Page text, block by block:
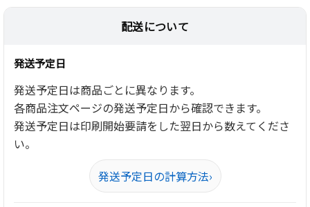
配送について
発送予定日
発送予定日は商品ごとに異なります。
各商品注文ページの発送予定日から確認できます。
発送予定日は印刷開始要請をした翌日から数えてくださ
い。
発送予定日の計算方法›